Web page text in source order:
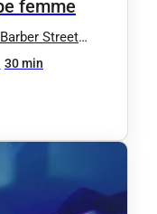
femme
Street
30 min